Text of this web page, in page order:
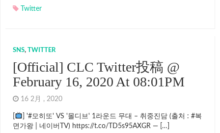
Twitter
SNS, TWITTER
[Official] CLC Twitter投稿 @
February 16, 2020 At 08:01PM
16 2月 , 2020
] '#모히또' VS '몰디브' 1라운드 무대 – 취중진담 (출처 : #복
면가왕 | 네이버TV) https://t.co/TD5s95AXGR — […]